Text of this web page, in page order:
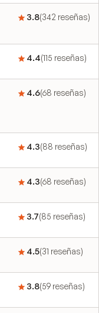
3.8(342 reseñas)
4.4(115 reseñas)
4.6(68 reseñas)
4.3(88 reseñas)
4.3(68 reseñas)
3.7(85 reseñas)
4.5(31 reseñas)
3.8(59 reseñas)